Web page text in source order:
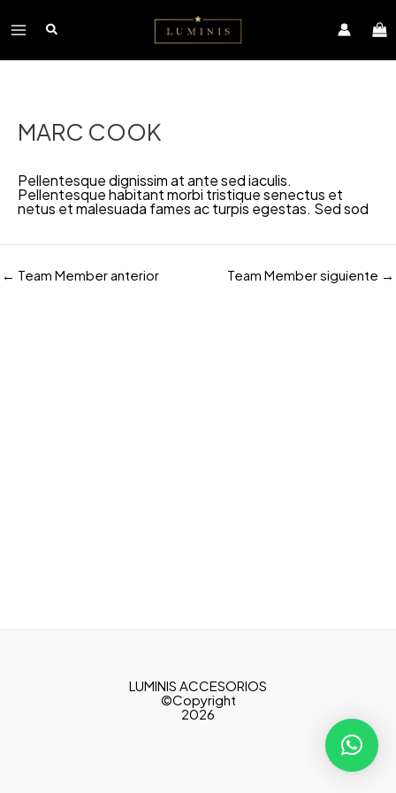
contenido
Main
MARC COOK
Pellentesque dignissim at ante sed iaculis.
Pellentesque habitant morbi tristique senectus et
netus et malesuada fames ac turpis egestas. Sed sod
entradas
← Team Member anterior Team Member siguiente →
LUMINIS ACCESORIOS
©Copyright
2026